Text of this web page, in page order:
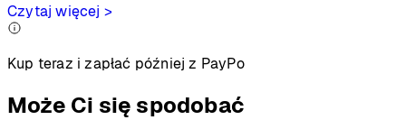
Czytaj więcej >
Kup teraz i zapłać później z PayPo
Może Ci się spodobać